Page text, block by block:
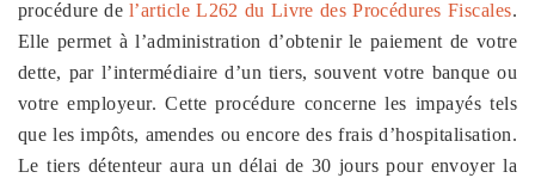
procédure de l’article L262 du Livre des Procédures Fiscales.
Elle permet à l’administration d’obtenir le paiement de votre
dette, par l’intermédiaire d’un tiers, souvent votre banque ou
votre employeur. Cette procédure concerne les impayés tels
que les impôts, amendes ou encore des frais d’hospitalisation.
Le tiers détenteur aura un délai de 30 jours pour envoyer la